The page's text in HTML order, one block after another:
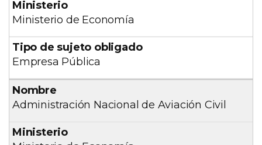
Ministerio de Economía
Empresa Pública
Administración Nacional de Aviación Civil